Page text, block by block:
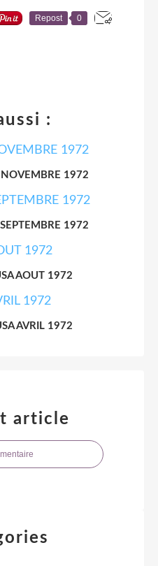
Repost 0
:
NOVEMBRE 1972
1972
AOUT 1972
AVRIL 1972
article